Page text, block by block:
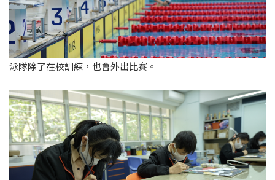
泳隊除了在校訓練，也會外出比賽。